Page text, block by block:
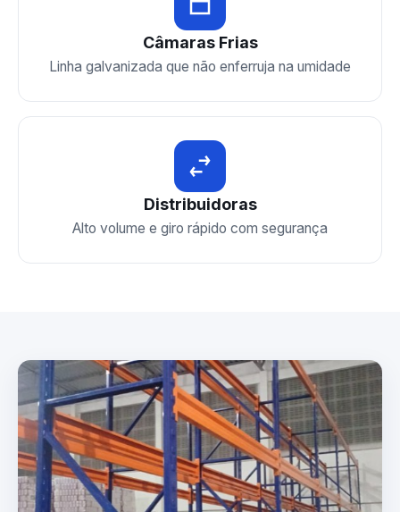
Câmaras Frias
Linha galvanizada que não enferruja na umidade
Distribuidoras
Alto volume e giro rápido com segurança